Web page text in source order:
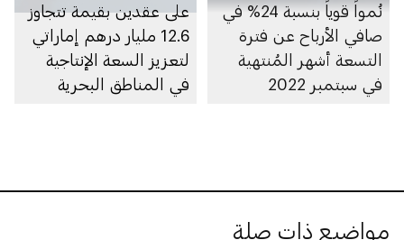
نُمواً قوياً بنسبة 24% في
صافي الأرباح عن فترة
التسعة أشهر المُنتهية
في سبتمبر 2022
على عقدين بقيمة تتجاوز
12.6 مليار درهم إماراتي
لتعزيز السعة الإنتاجية
في المناطق البحرية
مواضيع ذات صلة